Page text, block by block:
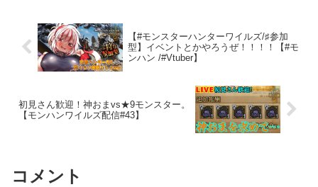
【#モンスターハンターワイルズ/♯参加
型】イベントとかやろうぜ！！！！【#モ
ンハン /#Vtuber】
初見さん歓迎！神おまvs★9モンスター。
【モンハンワイルズ配信#43】
コメント